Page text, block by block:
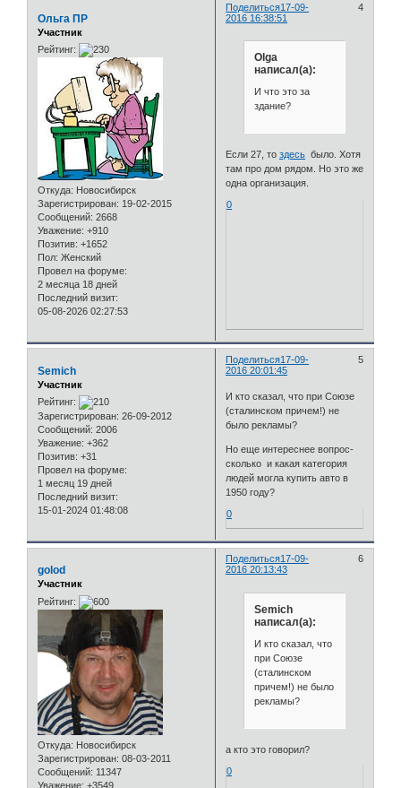
Поделиться 4
17-09-
2016 16:38:51
Ольга ПР
Участник
Рейтинг:
Откуда: Новосибирск
Зарегистрирован: 19-02-2015
Сообщений: 2668
Уважение: +910
Позитив: +1652
Пол: Женский
Провел на форуме:
2 месяца 18 дней
Последний визит:
05-08-2026 02:27:53
Olga
написал(а):
И что это за
здание?
Если 27, тоздесь было. Хотя
там про дом рядом. Но это же
одна организация.
0
Поделиться 5
17-09-
2016 20:01:45
Semich
Участник
Рейтинг:
Зарегистрирован: 26-09-2012
Сообщений: 2006
Уважение: +362
Позитив: +31
Провел на форуме:
1 месяц 19 дней
Последний визит:
15-01-2024 01:48:08
И кто сказал, что при Союзе
(сталинском причем!) не
было рекламы?
Но еще интереснее вопрос-
сколько и какая категория
людей могла купить авто в
1950 году?
0
Поделиться 6
17-09-
2016 20:13:43
golod
Участник
Рейтинг:
Откуда: Новосибирск
Зарегистрирован: 08-03-2011
Сообщений: 11347
Уважение: +3549
Semich
написал(а):
И кто сказал, что
при Союзе
(сталинском
причем!) не было
рекламы?
а кто это говорил?
0